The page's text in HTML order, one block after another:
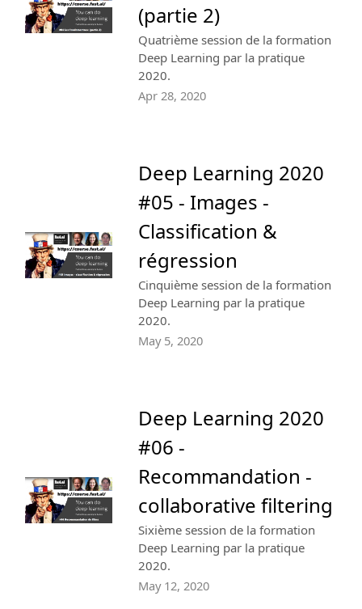
(partie 2)
Quatrième session de la formation
Deep Learning par la pratique
2020.
Apr 28, 2020
Deep Learning 2020
#05 - Images -
Classification &
régression
Cinquième session de la formation
Deep Learning par la pratique
2020.
May 5, 2020
Deep Learning 2020
#06 -
Recommandation -
collaborative filtering
Sixième session de la formation
Deep Learning par la pratique
2020.
May 12, 2020